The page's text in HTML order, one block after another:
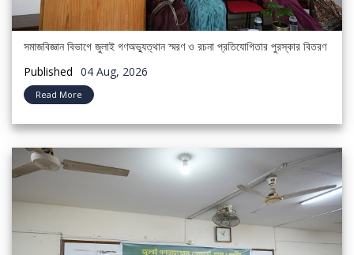
সমাজবিজ্ঞান বিভাগে জুলাই গণঅভ্যুত্থান স্মরণ ও রচনা প্রতিযোগিতার পুরস্কার বিতরণ
Published 04 Aug, 2026
Read More